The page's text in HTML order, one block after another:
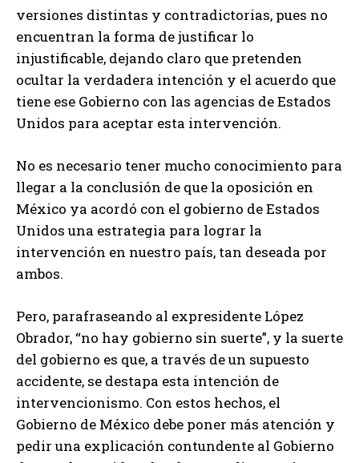
versiones distintas y contradictorias, pues no
encuentran la forma de justificar lo
injustificable, dejando claro que pretenden
ocultar la verdadera intención y el acuerdo que
tiene ese Gobierno con las agencias de Estados
Unidos para aceptar esta intervención.
No es necesario tener mucho conocimiento para
llegar a la conclusión de que la oposición en
México ya acordó con el gobierno de Estados
Unidos una estrategia para lograr la
intervención en nuestro país, tan deseada por
ambos.
Pero, parafraseando al expresidente López
Obrador, “no hay gobierno sin suerte”, y la suerte
del gobierno es que, a través de un supuesto
accidente, se destapa esta intención de
intervencionismo. Con estos hechos, el
Gobierno de México debe poner más atención y
pedir una explicación contundente al Gobierno